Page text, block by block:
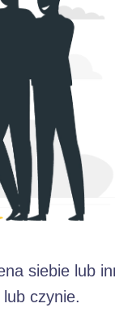
siebie lub
czynie.